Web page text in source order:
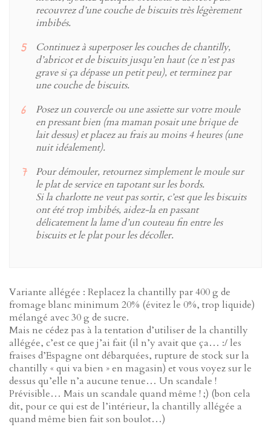
recouvrez d’une couche de biscuits très légèrement
imbibés.
Continuez à superposer les couches de chantilly,
d’abricot et de biscuits jusqu’en haut (ce n’est pas
grave si ça dépasse un petit peu), et terminez par
une couche de biscuits.
Posez un couvercle ou une assiette sur votre moule
en pressant bien (ma maman posait une brique de
lait dessus) et placez au frais au moins 4 heures (une
nuit idéalement).
Pour démouler, retournez simplement le moule sur
le plat de service en tapotant sur les bords.
Si la charlotte ne veut pas sortir, c’est que les biscuits
ont été trop imbibés, aidez-la en passant
délicatement la lame d’un couteau fin entre les
biscuits et le plat pour les décoller.
Variante allégée : Replacez la chantilly par 400 g de
fromage blanc minimum 20% (évitez le 0%, trop liquide)
mélangé avec 30 g de sucre.
Mais ne cédez pas à la tentation d’utiliser de la chantilly
allégée, c’est ce que j’ai fait (il n’y avait que ça… :/ les
fraises d’Espagne ont débarquées, rupture de stock sur la
chantilly « qui va bien » en magasin) et vous voyez sur le
dessus qu’elle n’a aucune tenue… Un scandale !
Prévisible… Mais un scandale quand même ! ;) (bon cela
dit, pour ce qui est de l’intérieur, la chantilly allégée a
quand même bien fait son boulot…)